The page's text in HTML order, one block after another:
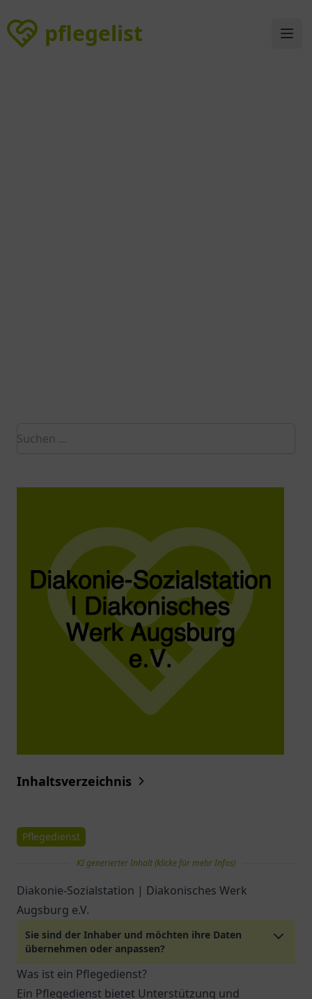
pflegelistpflegelist
Inhaltsverzeichnis
Pflegedienst
KI generierter Inhalt (klicke für mehr Infos)
Diakonie-Sozialstation | Diakonisches Werk
Augsburg e.V.
Sie sind der Inhaber und möchten ihre Daten
übernehmen oder anpassen?
Was ist ein Pflegedienst?
Ein Pflegedienst bietet Unterstützung und